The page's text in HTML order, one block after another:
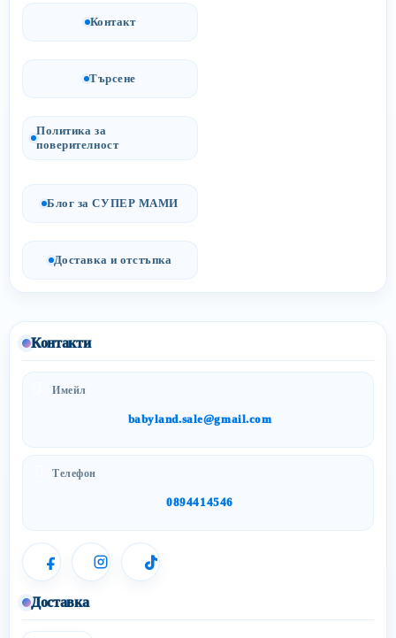
Контакт
Търсене
Политика за
поверителност
Блог за СУПЕР МАМИ
Доставка и отстъпка
Контакти
Имейл
babyland.sale@gmail.com
Телефон
0894414546
Доставка